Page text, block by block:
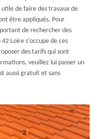
de faire des travaux de
être appliqués. Pour
de rechercher des
Loire s'occupe de ces
des tarifs qui sont
veuillez lui passer un
aussi gratuit et sans